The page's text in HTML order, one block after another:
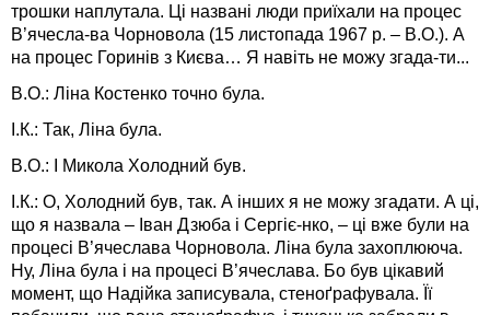
трошки наплутала. Ці названі люди приїхали на процес
В’ячесла-ва Чорновола (15 листопада 1967 р. – В.О.). А
на процес Горинів з Києва… Я навіть не можу згада-ти...
В.О.: Ліна Костенко точно була.
І.К.: Так, Ліна була.
В.О.: І Микола Холодний був.
І.К.: О, Холодний був, так. А інших я не можу згадати. А ці,
що я назвала – Іван Дзюба і Сергіє-нко, – ці вже були на
процесі В’ячеслава Чорновола. Ліна була захоплююча.
Ну, Ліна була і на процесі В’ячеслава. Бо був цікавий
момент, що Надійка записувала, стеноґрафувала. Її